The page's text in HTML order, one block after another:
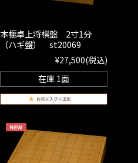
本榧卓上将棋盤 2寸1分
（ハギ盤） st20069
¥27,500(税込)
在庫 1面